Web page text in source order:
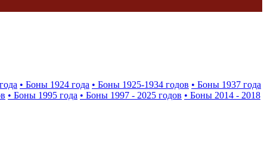
• Боны 1924 года • Боны 1925-1934 годов • Боны 1937 года
• Боны 1995 года • Боны 1997 - 2025 годов • Боны 2014 - 2018